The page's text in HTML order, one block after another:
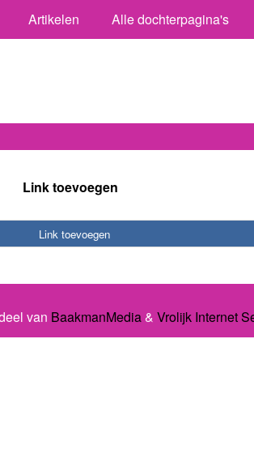
Artikelen Alle dochterpagina's
Link toevoegen
Link toevoegen
van BaakmanMedia& Vrolijk Internet